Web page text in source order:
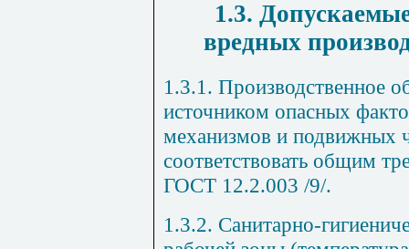
1.3.
вредных
1.3.1. Производственное
источником опасных
механизмов и подвижных
соответствовать общим
ГОСТ 12.2.003 /9/.
1.3.2. Санитарно-